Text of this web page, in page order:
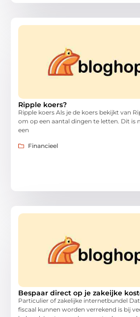
Ripple koers?
Ripple koers Als je de koers bekijkt van
om op een aantal dingen te letten. Dit is
een
Financieel
Bespaar direct op je zakeijke
Particulier of zakelijke internetbundel
fiscaal kunnen worden verrekend is bij